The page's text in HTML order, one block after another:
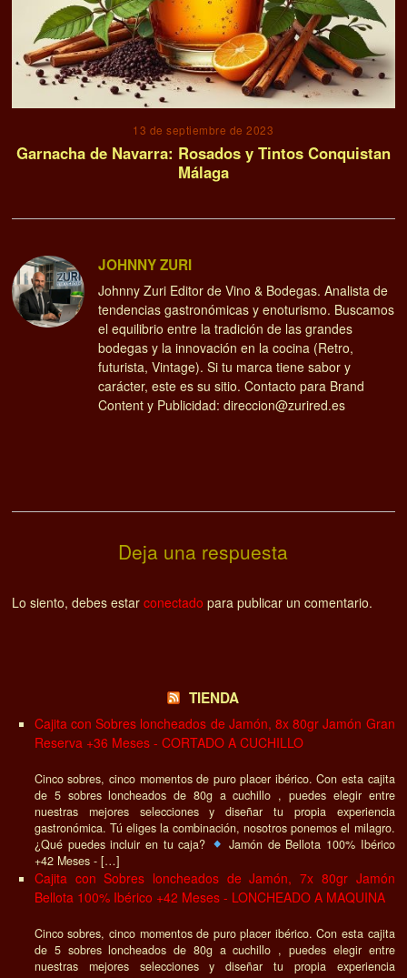
13 de septiembre de 2023
Garnacha de Navarra: Rosados y Tintos Conquistan
Málaga
JOHNNY ZURI
Johnny Zuri Editor de Vino & Bodegas. Analista de
tendencias gastronómicas y enoturismo. Buscamos
el equilibrio entre la tradición de las grandes
bodegas y la innovación en la cocina (Retro,
futurista, Vintage). Si tu marca tiene sabor y
carácter, este es su sitio. Contacto para Brand
Content y Publicidad: direccion@zurired.es
Deja una respuesta
Lo siento, debes estarconectado para publicar un comentario.
TIENDA
Cajita con Sobres loncheados de Jamón, 8x 80gr Jamón Gran
Reserva +36 Meses - CORTADO A CUCHILLO
Cinco sobres, cinco momentos de puro placer ibérico. Con esta cajita
de 5 sobres loncheados de 80g a cuchillo , puedes elegir entre
nuestras mejores selecciones y diseñar tu propia experiencia
gastronómica. Tú eliges la combinación, nosotros ponemos el milagro.
¿Qué puedes incluir en tu caja?
Jamón de Bellota 100% Ibérico
+42 Meses - […]
Cajita con Sobres loncheados de Jamón, 7x 80gr Jamón
Bellota 100% Ibérico +42 Meses - LONCHEADO A MAQUINA
Cinco sobres, cinco momentos de puro placer ibérico. Con esta cajita
de 5 sobres loncheados de 80g a cuchillo , puedes elegir entre
nuestras mejores selecciones y diseñar tu propia experiencia